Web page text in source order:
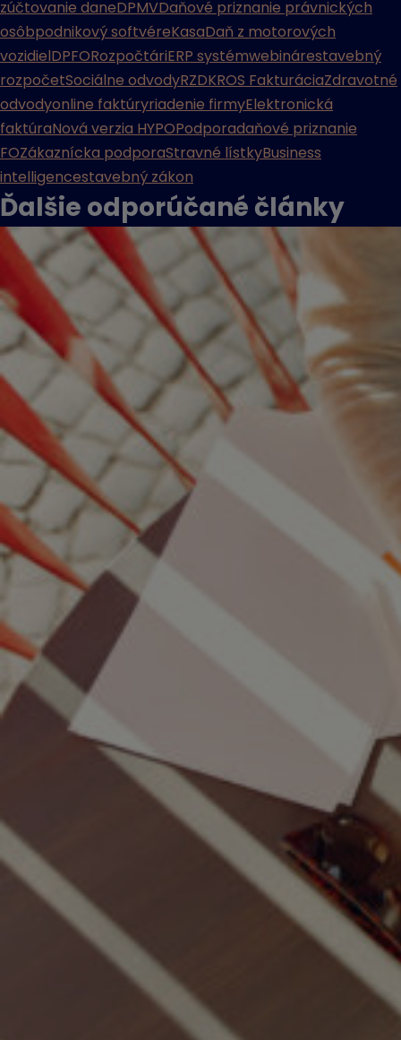
zúčtovanie daneDPMVDaňové priznanie právnických
osôbpodnikový softvéreKasaDaň z motorových
vozidielDPFORozpočtáriERP systémwebinárestavebný
rozpočetSociálne odvodyRZDKROS FakturáciaZdravotné
odvodyonline faktúryriadenie firmyElektronická
faktúraNová verzia HYPOPodporadaňové priznanie
FOZákaznícka podporaStravné lístkyBusiness
intelligencestavebný zákon
Ďalšie odporúčané články